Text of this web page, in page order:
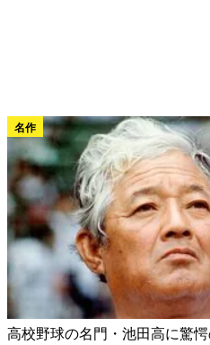
名作
高校野球の名門・池田高に驚